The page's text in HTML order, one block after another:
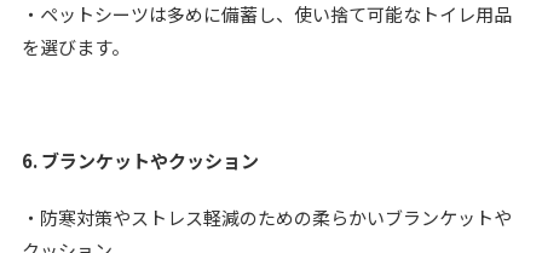
・ペットシーツは多めに備蓄し、使い捨て可能なトイレ用品
を選びます。
6. ブランケットやクッション
・防寒対策やストレス軽減のための柔らかいブランケットや